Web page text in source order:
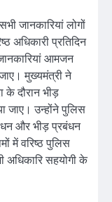
जानकारियां लोगों
अधिकारी प्रतिदिन
आमजन
मुख्यमंत्री ने
के दौरान भीड़
जाए। उन्होंने पुलिस
और भीड़ प्रबंधन
में वरिष्ठ पुलिस
अधिकारि सहयोगी के